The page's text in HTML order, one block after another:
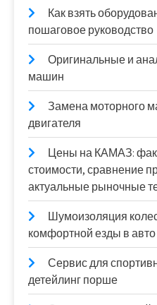
Как взять
пошаговое руководство
Оригинальные и
машин
Замена моторного
двигателя
Цены на КАМАЗ:
стоимости, сравнение
актуальные рыночные
Шумоизоляция
комфортной езды в авто
Сервис для
детейлинг порше